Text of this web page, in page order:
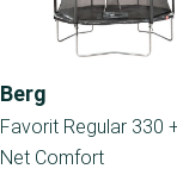
Berg
Favorit Regular 330
Net Comfort